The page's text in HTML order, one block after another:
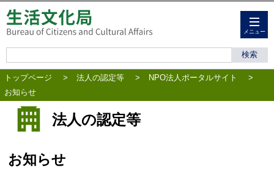
メニュー
トップページ > 法人の認定等 > NPO法人ポータルサイト
>
お知らせ
法人の認定等
お知らせ